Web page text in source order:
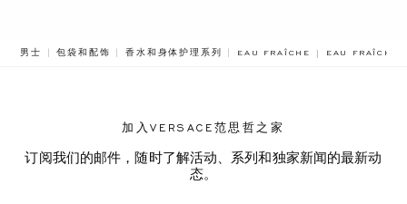
男士 包袋和配饰 香水和身体护理系列 EAU FRAÎCHE EAU FRAÎCHE
加入VERSACE范思哲之家
订阅我们的邮件，随时了解活动、系列和独家新闻的最新动
态。